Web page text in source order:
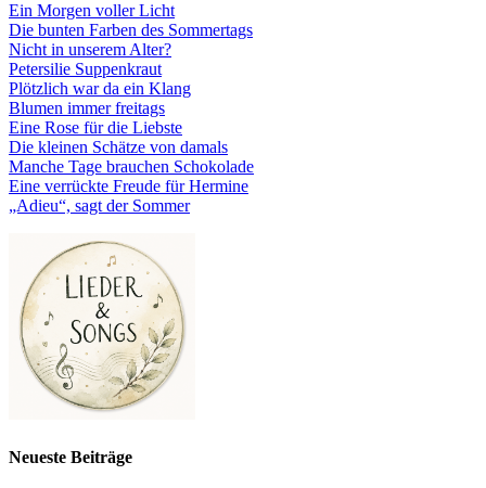
Ein Morgen voller Licht
Die bunten Farben des Sommertags
Nicht in unserem Alter?
Petersilie Suppenkraut
Plötzlich war da ein Klang
Blumen immer freitags
Eine Rose für die Liebste
Die kleinen Schätze von damals
Manche Tage brauchen Schokolade
Eine verrückte Freude für Hermine
„Adieu“, sagt der Sommer
Neueste Beiträge